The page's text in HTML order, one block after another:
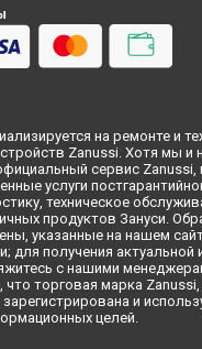
электропроводки
на ремонте и
Zanussi. Хотя мы и
сервис Zanussi,
услуги
техническое
продуктов Зануси.
указанные на нашем
для получения актуальной
с нашими
что торговая марка
и
целей.